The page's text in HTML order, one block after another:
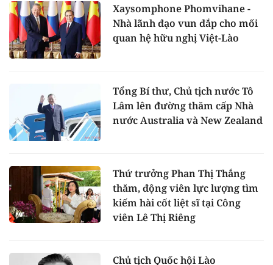
Xaysomphone Phomvihane -
Nhà lãnh đạo vun đắp cho mối
quan hệ hữu nghị Việt-Lào
Tổng Bí thư, Chủ tịch nước Tô
Lâm lên đường thăm cấp Nhà
nước Australia và New Zealand
Thứ trưởng Phan Thị Thắng
thăm, động viên lực lượng tìm
kiếm hài cốt liệt sĩ tại Công
viên Lê Thị Riêng
Chủ tịch Quốc hội Lào